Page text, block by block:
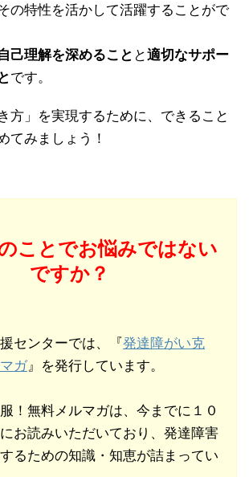
の特性を活かして活躍することがで
己理解を深めること と適切なサポー
です。
方」を実現するために、できること
てみましょう！
ことでお悩みではない
ですか？
センターでは、『発達障がい克
ガ』を発行しています。
！無料メルマガは、今までに１０
お読みいただいており、発達障害
るための知識・知恵が詰まってい